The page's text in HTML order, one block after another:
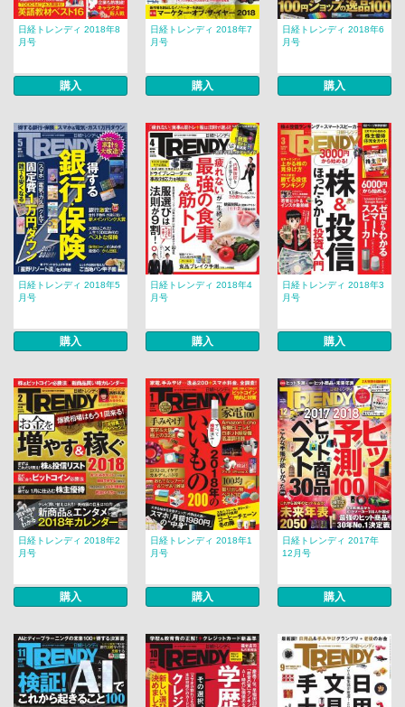
日経トレンディ 2018年8
月号
購入
日経トレンディ 2018年7
月号
購入
日経トレンディ 2018年6
月号
購入
日経トレンディ 2018年5
月号
購入
日経トレンディ 2018年4
月号
購入
日経トレンディ 2018年3
月号
購入
日経トレンディ 2018年2
月号
購入
日経トレンディ 2018年1
月号
購入
日経トレンディ 2017年
12月号
購入